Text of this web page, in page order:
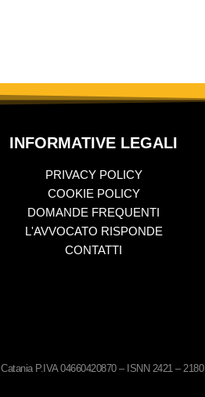
INFORMATIVE LEGALI
PRIVACY POLICY
COOKIE POLICY
DOMANDE FREQUENTI
L'AVVOCATO RISPONDE
CONTATTI
P.IVA 04660420870 – ISNN 2421 – 2180